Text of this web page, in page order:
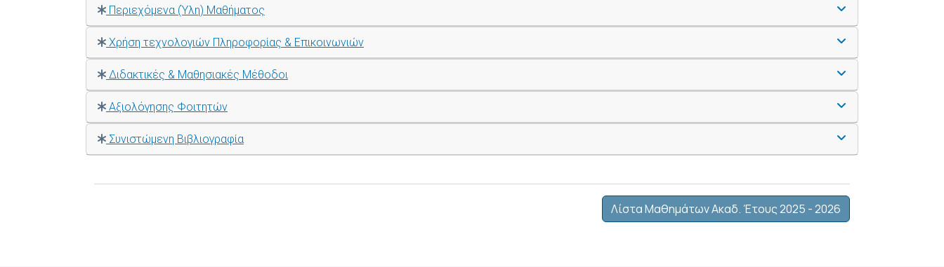
Περιεχόμενα (Ύλη) Μαθήματος
Χρήση τεχνολογιών Πληροφορίας & Επικοινωνιών
Διδακτικές & Μαθησιακές Μέθοδοι
Αξιολόγησης Φοιτητών
Συνιστώμενη Βιβλιογραφία
Λίστα Μαθημάτων Ακαδ. Έτους 2025 - 2026